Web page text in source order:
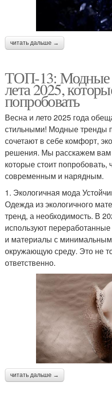
читать дальше →
ТОП-13: Модные
лета 2025,
попробовать
Весна и лето 2025 года
стильными! Модные тренды
сочетают в себе комфорт,
решения. Мы расскажем вам
которые стоит
современным и нарядным.
1. Экологичная мода
Одежда из экологичного
тренд, а необходимость. В
используют
и материалы с
окружающую среду. Это не
ответственно.
читать дальше →